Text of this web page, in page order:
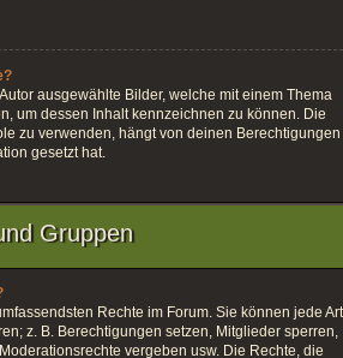
ausgewählte Bilder, welche mit einem Thema
um dessen Inhalt kennzeichnen zu können. Die
zu verwenden, hängt von deinen Berechtigungen
gesetzt hat.
Gruppen
Rechte im Forum. Sie können jede Art
z. B. Berechtigungen setzen, Mitglieder sperren,
vergeben usw. Die Rechte, die